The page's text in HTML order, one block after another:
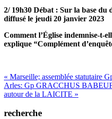
2/ 19h30 Débat : Sur la base du
diffusé le jeudi 20 janvier 2023
Comment l’Église indemnise-t-
explique “Complément
Navigation
de
« Marseille; assemblée statutaire
Arles: Gp GRACCHUS BABEUF
autour de la LAICITE »
recherche